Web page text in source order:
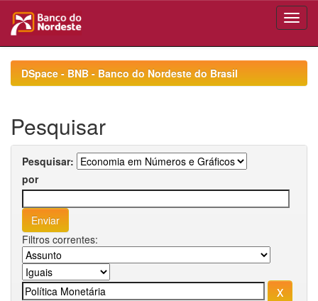
navigationDSpace - BNB - Banco do Nordeste do Brasil
Pesquisar
Pesquisar:
por
Filtros correntes: